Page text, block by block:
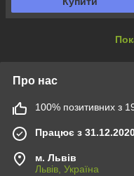
Про нас
100% позитивних з
Працює з
м. Львів
Львів, Україна